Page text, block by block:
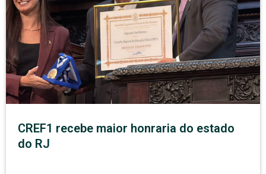
CREF1 recebe maior honraria do estado
do RJ